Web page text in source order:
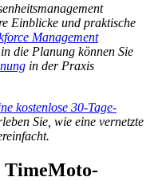
Einblicke und praktische
Management
die Planung können Sie
in der Praxis
kostenlose 30-Tage-
Sie, wie eine vernetzte
TimeMoto-